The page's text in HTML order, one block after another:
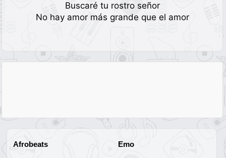
Buscaré tu rostro señor
No hay amor más grande que el amor
Afrobeats Emo